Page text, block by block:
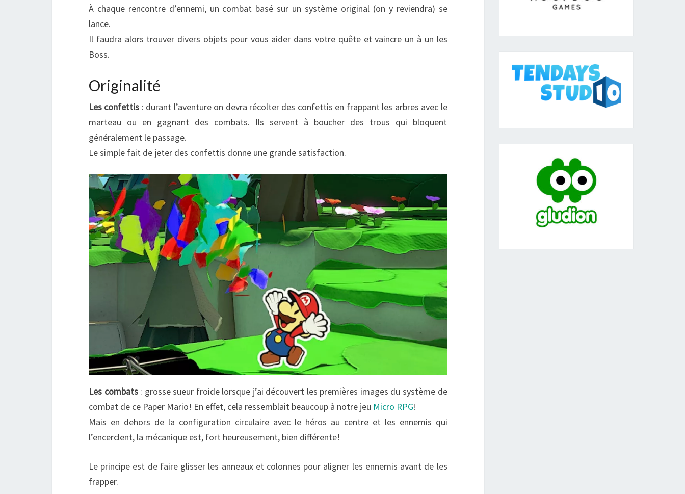
À chaque rencontre d’ennemi, un combat basé sur un système original (on y reviendra) se
lance.
Il faudra alors trouver divers objets pour vous aider dans votre quête et vaincre un à un les
Boss.
Originalité
Les confettis : durant l’aventure on devra récolter des confettis en frappant les arbres avec le
marteau ou en gagnant des combats. Ils servent à boucher des trous qui bloquent
généralement le passage.
Le simple fait de jeter des confettis donne une grande satisfaction.
Les combats: grosse sueur froide lorsque j’ai découvert les premières images du système de
combat de ce Paper Mario! En effet, cela ressemblait beaucoup à notre jeu Micro RPG!
Mais en dehors de la configuration circulaire avec le héros au centre et les ennemis qui
l’encerclent, la mécanique est, fort heureusement, bien différente!
Le principe est de faire glisser les anneaux et colonnes pour aligner les ennemis avant de les
frapper.